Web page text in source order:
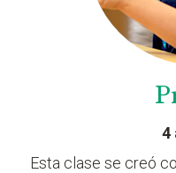
4
Esta clase se creó